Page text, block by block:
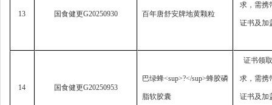
13 国食健更G20250930 百年唐舒安牌地黄颗粒
求， 需携
证书及加
14 国食健更G20250953
巴绿蜂<sup>?</sup>蜂胶磷
脂软胶囊
证书领
求， 需携
证书及加